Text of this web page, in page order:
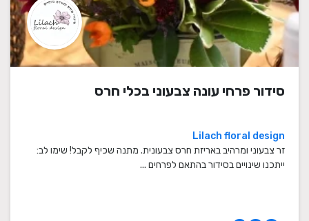
סידור פרחי עונה צבעוני בכלי חרס
Lilach floral design
זר צבעוני ומרהיב באריזת חרס צבעונית. מתנה שכיף לקבל! שימו לב:
ייתכנו שינויים בסידור בהתאם לפרחים ...